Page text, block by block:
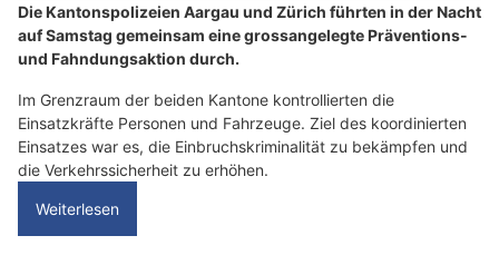
Die Kantonspolizeien Aargau und Zürich führten in der Nacht
auf Samstag gemeinsam eine grossangelegte Präventions-
und Fahndungsaktion durch.
Im Grenzraum der beiden Kantone kontrollierten die
Einsatzkräfte Personen und Fahrzeuge. Ziel des koordinierten
Einsatzes war es, die Einbruchskriminalität zu bekämpfen und
die Verkehrssicherheit zu erhöhen.
Weiterlesen